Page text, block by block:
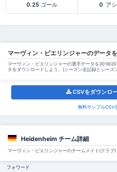
0.25ゴール 0 ア
マーヴィン・ピエリンジャーのデータ
マーヴィン・ピエリンジャーの選手データを2018/
タをダウンロードしよう。(シーズン全記録とシーズ
CSVをダウンロ
無料サンプルCSV
Heidenheim チーム詳細
マーヴィン・ピエリンジャーのチームメイト(クラブ)
フォワード